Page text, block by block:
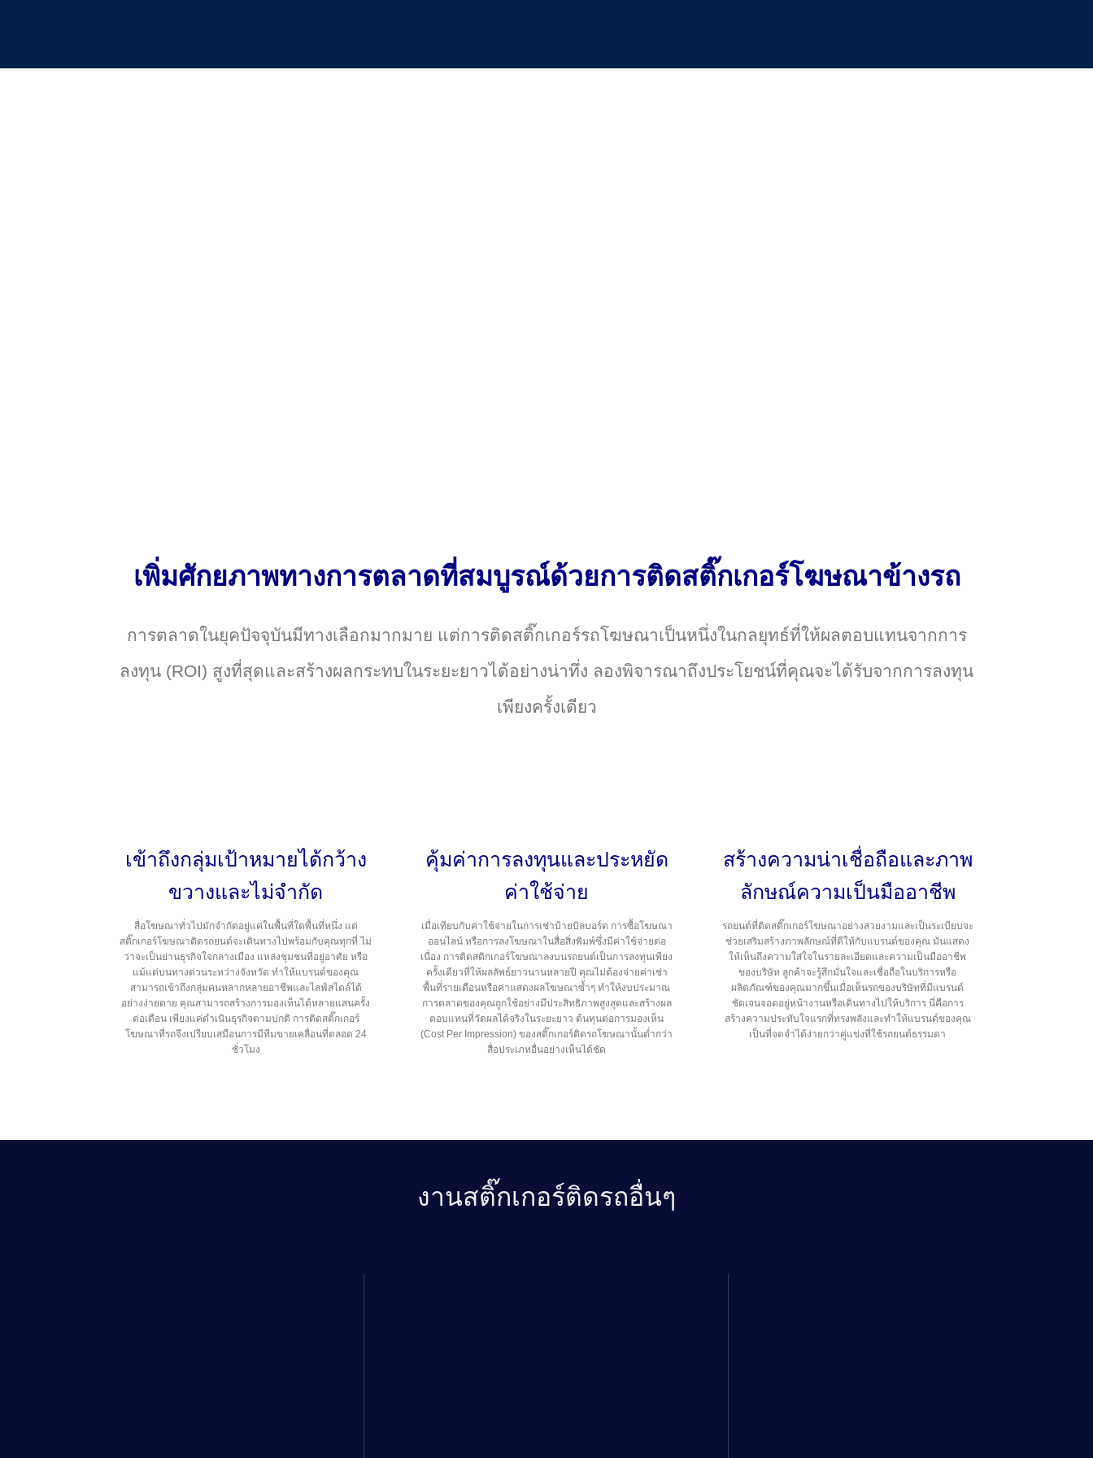
เพิ่มศักยภาพทางการตลาดที่สมบูรณ์ด้วยการติดสติ๊กเกอร์โฆษณาข้างรถ
การตลาดในยุคปัจจุบันมีทางเลือกมากมาย แต่การติดสติ๊กเกอร์รถโฆษณาเป็นหนึ่งในกลยุทธ์ที่ให้ผลตอบแทนจากการ
ลงทุน (ROI) สูงที่สุดและสร้างผลกระทบในระยะยาวได้อย่างน่าทึ่ง ลองพิจารณาถึงประโยชน์ที่คุณจะได้รับจากการลงทุน
เพียงครั้งเดียว
เข้าถึงกลุ่มเป้าหมายได้กว้าง
ขวางและไม่จำกัด
สื่อโฆษณาทั่วไปมักจำกัดอยู่แค่ในพื้นที่ใดพื้นที่หนึ่ง แต่
สติ๊กเกอร์โฆษณาติดรถยนต์จะเดินทางไปพร้อมกับคุณทุกที่ ไม่
ว่าจะเป็นย่านธุรกิจใจกลางเมือง แหล่งชุมชนที่อยู่อาศัย หรือ
แม้แต่บนทางด่วนระหว่างจังหวัด ทำให้แบรนด์ของคุณ
สามารถเข้าถึงกลุ่มคนหลากหลายอาชีพและไลฟ์สไตล์ได้
อย่างง่ายดาย คุณสามารถสร้างการมองเห็นได้หลายแสนครั้ง
ต่อเดือน เพียงแค่ดำเนินธุรกิจตามปกติ การติดสติ๊กเกอร์
โฆษณาที่รถจึงเปรียบเสมือนการมีทีมขายเคลื่อนที่ตลอด 24
ชั่วโมง
คุ้มค่าการลงทุนและประหยัด
ค่าใช้จ่าย
เมื่อเทียบกับค่าใช้จ่ายในการเช่าป้ายบิลบอร์ด การซื้อโฆษณา
ออนไลน์ หรือการลงโฆษณาในสื่อสิ่งพิมพ์ซึ่งมีค่าใช้จ่ายต่อ
เนื่อง การติดสติกเกอร์โฆษณาลงบนรถยนต์เป็นการลงทุนเพียง
ครั้งเดียวที่ให้ผลลัพธ์ยาวนานหลายปี คุณไม่ต้องจ่ายค่าเช่า
พื้นที่รายเดือนหรือค่าแสดงผลโฆษณาซ้ำๆ ทำให้งบประมาณ
การตลาดของคุณถูกใช้อย่างมีประสิทธิภาพสูงสุดและสร้างผล
ตอบแทนที่วัดผลได้จริงในระยะยาว ต้นทุนต่อการมองเห็น
(Cost Per Impression) ของสติ๊กเกอร์ติดรถโฆษณานั้นต่ำกว่า
สื่อประเภทอื่นอย่างเห็นได้ชัด
สร้างความน่าเชื่อถือและภาพ
ลักษณ์ความเป็นมืออาชีพ
รถยนต์ที่ติดสติ๊กเกอร์โฆษณาอย่างสวยงามและเป็นระเบียบจะ
ช่วยเสริมสร้างภาพลักษณ์ที่ดีให้กับแบรนด์ของคุณ มันแสดง
ให้เห็นถึงความใส่ใจในรายละเอียดและความเป็นมืออาชีพ
ของบริษัท ลูกค้าจะรู้สึกมั่นใจและเชื่อถือในบริการหรือ
ผลิตภัณฑ์ของคุณมากขึ้นเมื่อเห็นรถของบริษัทที่มีแบรนด์
ชัดเจนจอดอยู่หน้างานหรือเดินทางไปให้บริการ นี่คือการ
สร้างความประทับใจแรกที่ทรงพลังและทำให้แบรนด์ของคุณ
เป็นที่จดจำได้ง่ายกว่าคู่แข่งที่ใช้รถยนต์ธรรมดา
งานสติ๊กเกอร์ติดรถอื่นๆ